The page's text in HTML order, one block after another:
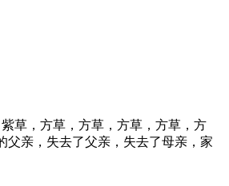
草，方草，方草，方草，方草，方
父亲，失去了父亲，失去了母亲，家